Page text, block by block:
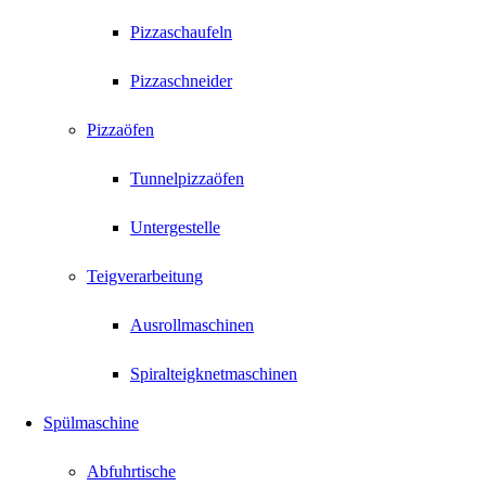
Pizzaschaufeln
Pizzaschneider
Pizzaöfen
Tunnelpizzaöfen
Untergestelle
Teigverarbeitung
Ausrollmaschinen
Spiralteigknetmaschinen
Spülmaschine
Abfuhrtische